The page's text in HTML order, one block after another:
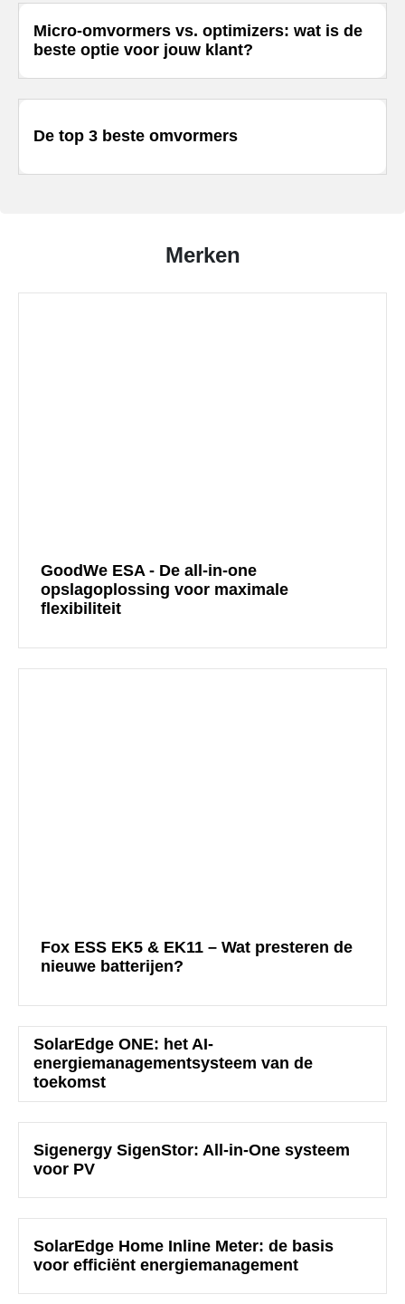
Micro-omvormers vs. optimizers: wat is de
beste optie voor jouw klant?
De top 3 beste omvormers
Merken
GoodWe ESA - De all-in-one
opslagoplossing voor maximale
flexibiliteit
Fox ESS EK5 & EK11 – Wat presteren de
nieuwe batterijen?
SolarEdge ONE: het AI-
energiemanagementsysteem van de
toekomst
Sigenergy SigenStor: All-in-One systeem
voor PV
SolarEdge Home Inline Meter: de basis
voor efficiënt energiemanagement